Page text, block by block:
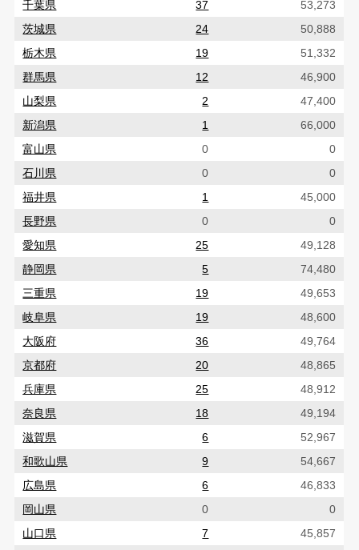
千葉県 37
53,273
茨城県
24
50,888
栃木県
19
51,332
群馬県
12
46,900
山梨県
2
47,400
新潟県
1
66,000
富山県
0
0
石川県
0
0
福井県
1
45,000
長野県
0
0
愛知県
25
49,128
静岡県
5
74,480
三重県
19
49,653
岐阜県
19
48,600
大阪府
36
49,764
京都府
20
48,865
兵庫県
25
48,912
奈良県
18
49,194
滋賀県
6
52,967
和歌山県
9
54,667
広島県
6
46,833
岡山県
0
0
山口県
7
45,857